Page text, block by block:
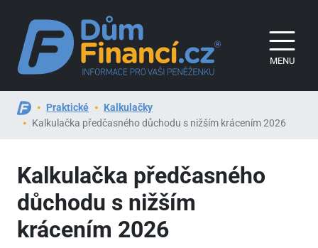
MENU
Praktické
Kalkulačky
Kalkulačka předčasného důchodu s nižším krácením 2026
Kalkulačka předčasného
důchodu s nižším
krácením 2026